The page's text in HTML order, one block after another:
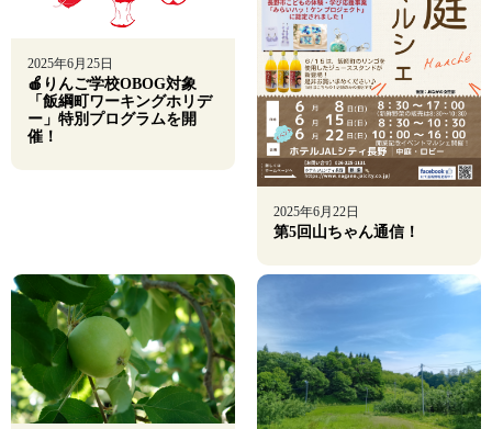
2025年6月25日
🍎りんご学校OBOG対象
「飯綱町ワーキングホリデ
ー」特別プログラムを開
催！
2025年6月22日
第5回山ちゃん通信！